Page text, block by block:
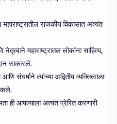
महाराष्ट्रातील राजकीय विकासात अत्यंत
नेतृत्वाने महाराष्ट्रातल लोकांना साहित्य,
साकारले.
संघर्षाने त्यांच्या अद्वितीय व्यक्तित्वाला
ही आपल्याला अत्यंत प्रेरित करणारी